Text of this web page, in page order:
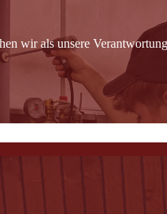
wir als unsere